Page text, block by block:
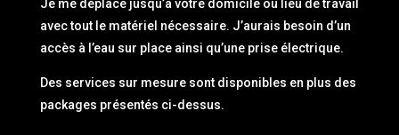
Je me déplace jusqu’à votre domicile ou lieu de travail
avec tout le matériel nécessaire. J’aurais besoin d’un
accès à l’eau sur place ainsi qu’une prise électrique.
Des services sur mesure sont disponibles en plus des
packages présentés ci-dessus.